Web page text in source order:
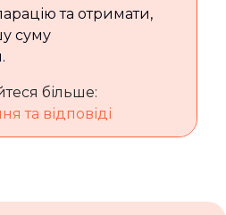
та отримати,
суму
більше:
та відповіді